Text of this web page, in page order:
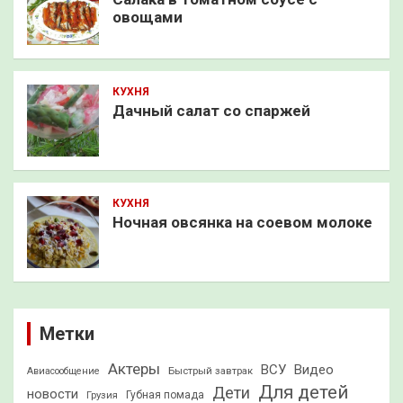
овощами
КУХНЯ
Дачный салат со спаржей
КУХНЯ
Ночная овсянка на соевом молоке
Метки
Авиасообщение Актеры Быстрый завтрак ВСУ
Видео
новости
Грузия Губная помада Дети Для детей